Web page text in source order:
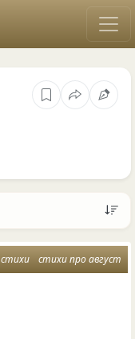
стихи стихи про август